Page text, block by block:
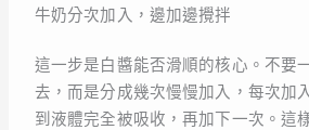
牛奶分次加入，邊加邊攪拌
這一步是白醬能否滑順的核心。不要
去，而是分成幾次慢慢加入，每次加
到液體完全被吸收，再加下一次。這